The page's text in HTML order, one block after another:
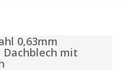
0,63mm
mit